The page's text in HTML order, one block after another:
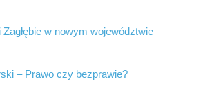
w nowym województwie
– Prawo czy bezprawie?